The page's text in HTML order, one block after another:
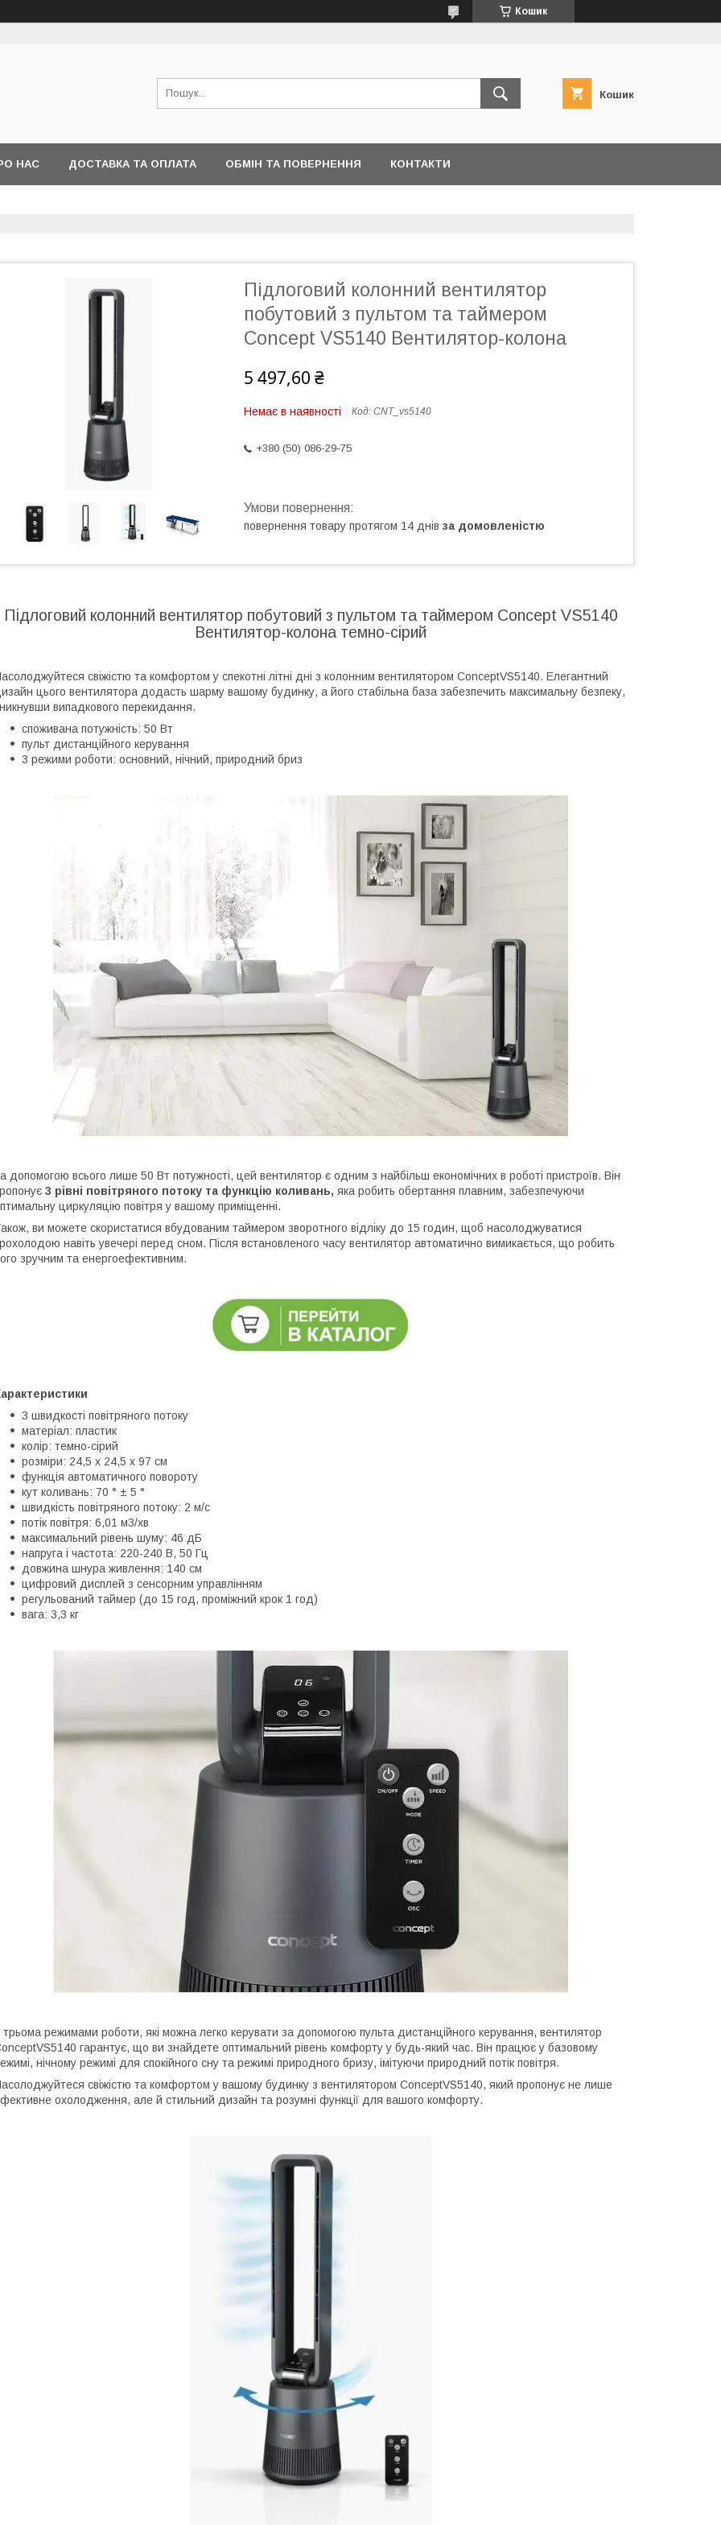
Кошик
Кошик
НАС ДОСТАВКА ТА ОПЛАТА ОБМІН ТА ПОВЕРНЕННЯ КОНТАКТИ
Підлоговий колонний вентилятор
побутовий з пультом та таймером
Concept VS5140 Вентилятор-колона
5 497,60 ₴
Немає в наявності Код: CNT_vs5140
+380 (50) 086-29-75
повернення товару протягом 14 днів за домовленістю
Підлоговий колонний вентилятор побутовий з пультом та таймером Concept VS5140
Вентилятор-колона темно-сірий
свіжістю та комфортом у спекотні літні дні з колонним вентилятором ConceptVS5140. Елегантний
цього вентилятора додасть шарму вашому будинку, а його стабільна база забезпечить максимальну безпеку,
випадкового перекидання.
споживана потужність: 50 Вт
пульт дистанційного керування
3 режими роботи: основний, нічний, природний бриз
допомогою всього лише 50 Вт потужності, цей вентилятор є одним з найбільш економічних в роботі пристроїв. Він
3 рівні повітряного потоку та функцію коливань, яка робить обертання плавним, забезпечуючи
циркуляцію повітря у вашому приміщенні.
ви можете скористатися вбудованим таймером зворотного відліку до 15 годин, щоб насолоджуватися
навіть увечері перед сном. Після встановленого часу вентилятор автоматично вимикається, що робить
зручним та енергоефективним.
3 швидкості повітряного потоку
матеріал: пластик
колір: темно-сірий
розміри: 24,5 х 24,5 х 97 см
функція автоматичного повороту
кут коливань: 70 ° ± 5 °
швидкість повітряного потоку: 2 м/с
потік повітря: 6,01 м3/хв
максимальний рівень шуму: 46 дБ
напруга і частота: 220-240 В, 50 Гц
довжина шнура живлення: 140 см
цифровий дисплей з сенсорним управлінням
регульований таймер (до 15 год, проміжний крок 1 год)
вага: 3,3 кг
трьома режимами роботи, які можна легко керувати за допомогою пульта дистанційного керування, вентилятор
гарантує, що ви знайдете оптимальний рівень комфорту у будь-який час. Він працює у базовому
нічному режимі для спокійного сну та режимі природного бризу, імітуючи природний потік повітря.
свіжістю та комфортом у вашому будинку з вентилятором ConceptVS5140, який пропонує не лише
охолодження, але й стильний дизайн та розумні функції для вашого комфорту.